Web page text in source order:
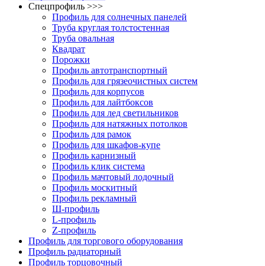
Спецпрофиль >>>
Профиль для солнечных панелей
Труба круглая толстостенная
Труба овальная
Квадрат
Порожки
Профиль автотранспортный
Профиль для грязеочистных систем
Профиль для корпусов
Профиль для лайтбоксов
Профиль для лед светильников
Профиль для натяжных потолков
Профиль для рамок
Профиль для шкафов-купе
Профиль карнизный
Профиль клик система
Профиль мачтовый лодочный
Профиль москитный
Профиль рекламный
Ш-профиль
L-профиль
Z-профиль
Профиль для торгового оборудования
Профиль радиаторный
Профиль торцовочный